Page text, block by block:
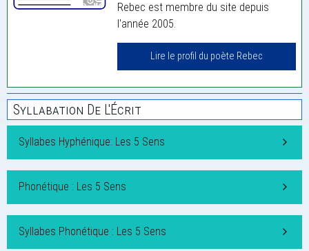
Rebec est membre du site depuis
l'année 2005.
Lire le profil du poète Rebec
Syllabation De L'Écrit
Syllabes Hyphénique: Les 5 Sens
Phonétique : Les 5 Sens
Syllabes Phonétique : Les 5 Sens